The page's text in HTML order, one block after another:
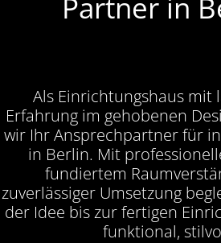
Als Einrichtungshaus mit
Erfahrung im gehobenen
wir Ihr Ansprechpartner für
in Berlin. Mit
fundiertem
zuverlässiger Umsetzung
der Idee bis zur fertigen
funktional,